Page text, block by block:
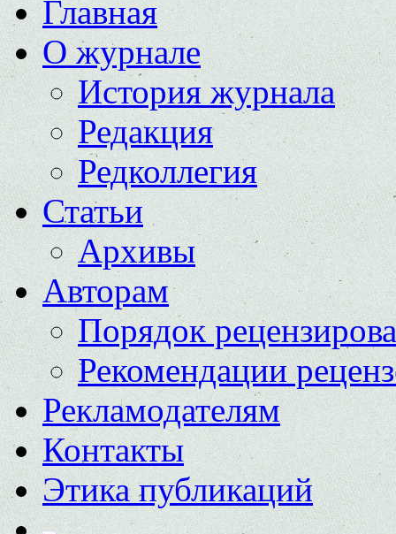
Главная
О журнале
История журнала
Редакция
Редколлегия
Статьи
Архивы
Авторам
Порядок
Рекомендации
Рекламодателям
Контакты
Этика публикаций